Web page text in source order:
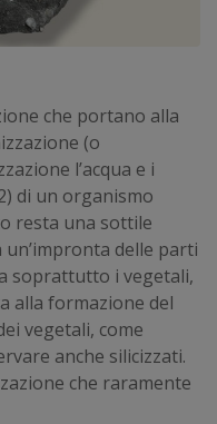
che portano alla
(o
l’acqua e i
di un organismo
resta una sottile
delle parti
soprattutto i vegetali,
alla formazione del
vegetali, come
anche silicizzati.
che raramente